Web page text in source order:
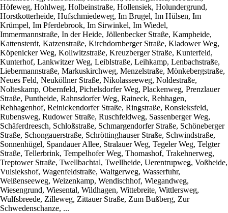
Höfeweg, Hohlweg, Holbeinstraße, Hollensiek, Holundergrund,
Horstkotterheide, Hufschmiedeweg, Im Brugel, Im Hülsen, Im
Krümpel, Im Pferdebrook, Im Sirwinkel, Im Wiedel,
Immermannstraße, In der Heide, Jöllenbecker Straße, Kampheide,
Kattensterdt, Katzenstraße, Kirchdornberger Straße, Kladower Weg,
Köpenicker Weg, Kollwitzstraße, Kreuzberger Straße, Kunterfeld,
Kunterhof, Lankwitzer Weg, Leiblstraße, Leihkamp, Lenbachstraße,
Liebermannstraße, Markuskirchweg, Menzelstraße, Mönkebergstraße,
Neues Feld, Neuköllner Straße, Nikolasseeweg, Noldestraße,
Nolteskamp, Obernfeld, Pichelsdorfer Weg, Plackenweg, Prenzlauer
Straße, Puntheide, Rahnsdorfer Weg, Raineck, Rehhagen,
Rehhagenhof, Reinickendorfer Straße, Ringstraße, Ronsieksfeld,
Rubensweg, Rudower Straße, Ruschfeldweg, Sassenberger Weg,
Schäferdreesch, Schloßstraße, Schmargendorfer Straße, Schöneberger
Straße, Schongauerstraße, Schröttinghauser Straße, Schwindstraße,
Sonnenhügel, Spandauer Allee, Stralauer Weg, Tegeler Weg, Telgter
Straße, Tellerbrink, Tempelhofer Weg, Thomashof, Trakehnerweg,
Treptower Straße, Twellbachtal, Twellheide, Uerentrupweg, Voßheide,
Vulsiekshof, Wagenfeldstraße, Waltgerweg, Wasserfuhr,
Weißenseeweg, Weizenkamp, Wendischhof, Wiegandweg,
Wiesengrund, Wiesental, Wildhagen, Wittebreite, Wittlersweg,
Wulfsbreede, Zilleweg, Zittauer Straße, Zum Bußberg, Zur
Schwedenschanze, ...